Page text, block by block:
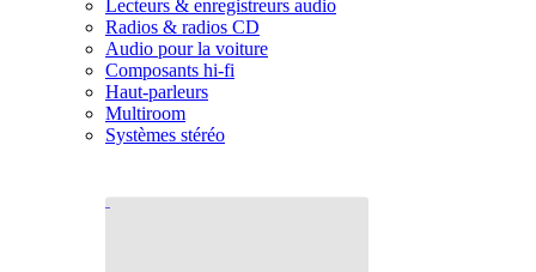
Lecteurs & enregistreurs audio
Radios & radios CD
Audio pour la voiture
Composants hi-fi
Haut-parleurs
Multiroom
Systèmes stéréo